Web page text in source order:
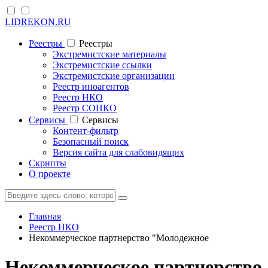
LIDREKON.RU
Реестры
Реестры
Экстремистские материалы
Экстремистские ссылки
Экстремистские организации
Реестр иноагентов
Реестр НКО
Реестр СОНКО
Cервисы
Cервисы
Контент-фильтр
Безопасный поиск
Версия сайта для слабовидящих
Скрипты
О проекте
Главная
Реестр НКО
Некоммерческое партнерство "Молодежное